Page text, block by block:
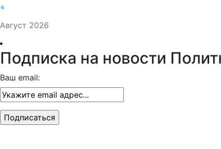
Август 2026
«
Подписка на новости
Ваш email: